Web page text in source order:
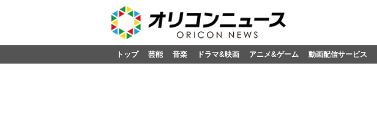
トップ 芸能 音楽 ドラマ&映画 アニメ&ゲーム 動画配信サービス